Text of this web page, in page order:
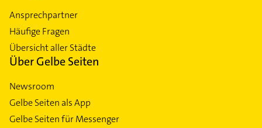
Ansprechpartner
Häufige Fragen
Übersicht aller Städte
Über Gelbe Seiten
Newsroom
Gelbe Seiten als App
Gelbe Seiten für Messenger